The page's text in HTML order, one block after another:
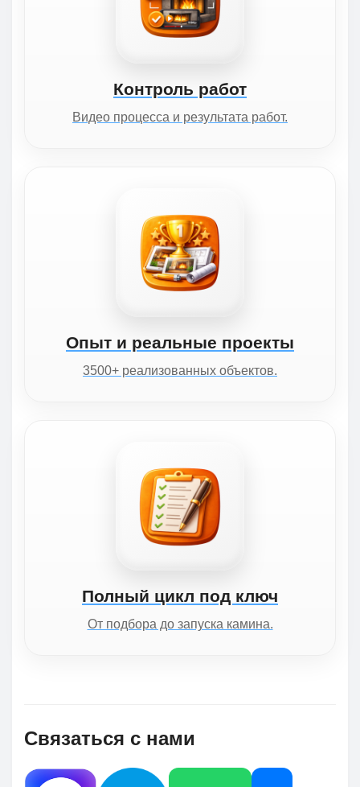
Контроль работ
Видео процесса и результата работ.
Опыт и реальные проекты
3500+ реализованных объектов.
Полный цикл под ключ
От подбора до запуска камина.
Связаться с нами